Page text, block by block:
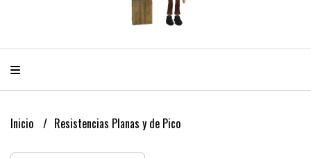
Inicio Resistencias Planas y de Pico